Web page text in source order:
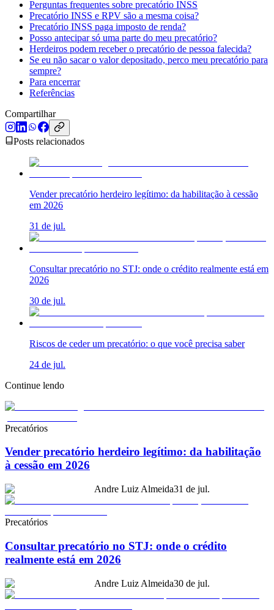
Perguntas frequentes sobre precatório INSS
Precatório INSS e RPV são a mesma coisa?
Precatório INSS paga imposto de renda?
Posso antecipar só uma parte do meu precatório?
Herdeiros podem receber o precatório de pessoa falecida?
Se eu não sacar o valor depositado, perco meu precatório para
sempre?
Para encerrar
Referências
Compartilhar
Posts relacionados
Vender precatório herdeiro legítimo: da habilitação à cessão
em 2026
31 de jul.
Consultar precatório no STJ: onde o crédito realmente está em
2026
30 de jul.
Riscos de ceder um precatório: o que você precisa saber
24 de jul.
Continue lendo
Precatórios
Vender precatório herdeiro legítimo: da habilitação
à cessão em 2026
Andre Luiz Almeida31 de jul.
Precatórios
Consultar precatório no STJ: onde o crédito
realmente está em 2026
Andre Luiz Almeida30 de jul.